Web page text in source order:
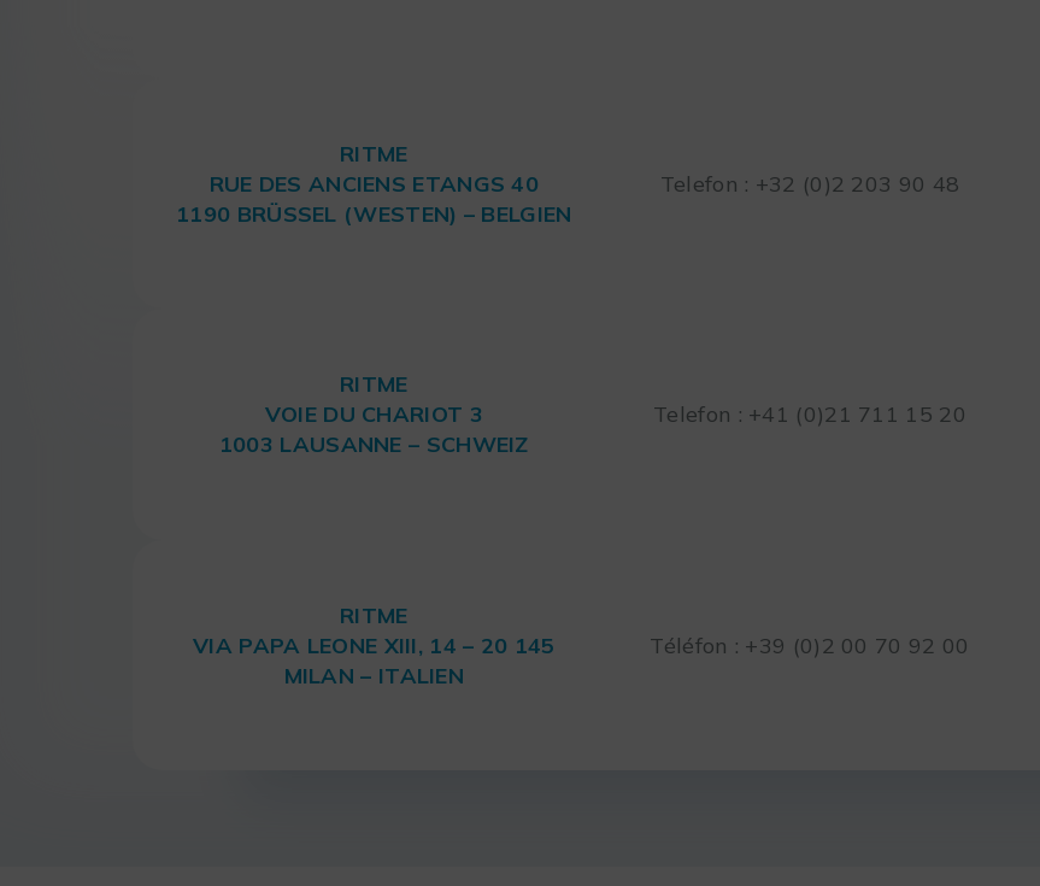
RITME
RUE DES ANCIENS ETANGS 40
1190 BRÜSSEL (WESTEN) – BELGIEN
Telefon : +32 (0)2 203 90 48
RITME
VOIE DU CHARIOT 3
1003 LAUSANNE – SCHWEIZ
Telefon : +41 (0)21 711 15 20
RITME
VIA PAPA LEONE XIII, 14 – 20 145
MILAN – ITALIEN
Téléfon : +39 (0)2 00 70 92 00